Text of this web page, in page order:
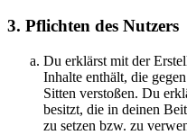
3. Pflichten des Nutzers
Du erklärst mit der
Inhalte enthält, die
Sitten verstoßen. Du
besitzt, die in deinen
zu setzen bzw. zu